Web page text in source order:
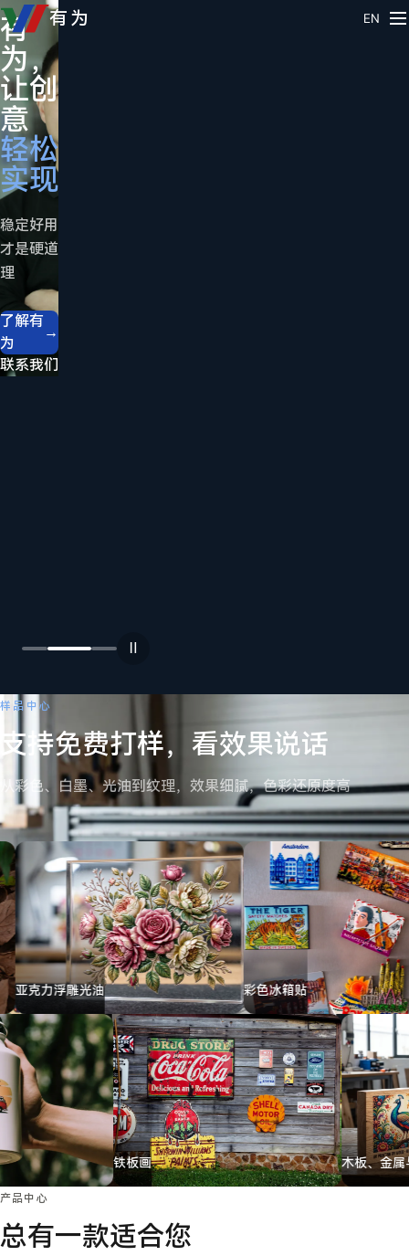
有为 EN
源头
制造
· 始
于
2015
总
有
一
款
适
合
你
提供
详细
咨询
11+
11+
备
行
业
验
CE
CE
备
规
≤12h
≤12h
询
盘
回
复
7
7
个
印
产
品
列
有
为，
让创
意
轻松
实现
稳定好用
才是硬道
理
了解有
为
→
联系我们
成
交
只
是
合
作
的
开
始
我
们
一
查，
跟
进。
案
例
→
联系
我们
Ⅱ
样品中心
支持免费打样，看效果说话
从彩色、白墨、光油到纹理，效果细腻，色彩还原度高
彩色冰箱贴 唱
铁板画
产品中心
总有一款适合您